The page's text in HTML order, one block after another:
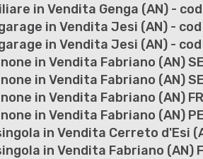
in Vendita Genga (AN) -
in Vendita Jesi (AN) - cod
in Vendita Jesi (AN) - cod
in Vendita Fabriano (AN)
in Vendita Fabriano (AN)
in Vendita Fabriano (AN)
in Vendita Fabriano (AN)
in Vendita Cerreto d'Esi
in Vendita Fabriano (AN)